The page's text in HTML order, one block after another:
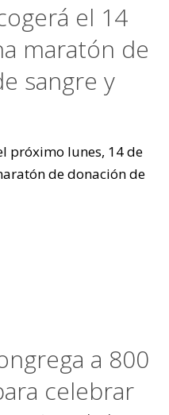
el 14
maratón de
sangre y
próximo lunes, 14 de
de donación de
a 800
celebrar